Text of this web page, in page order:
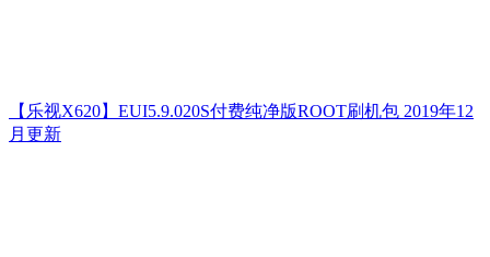
【乐视X620】EUI5.9.020S付费纯净版ROOT刷机包 2019年12
月更新